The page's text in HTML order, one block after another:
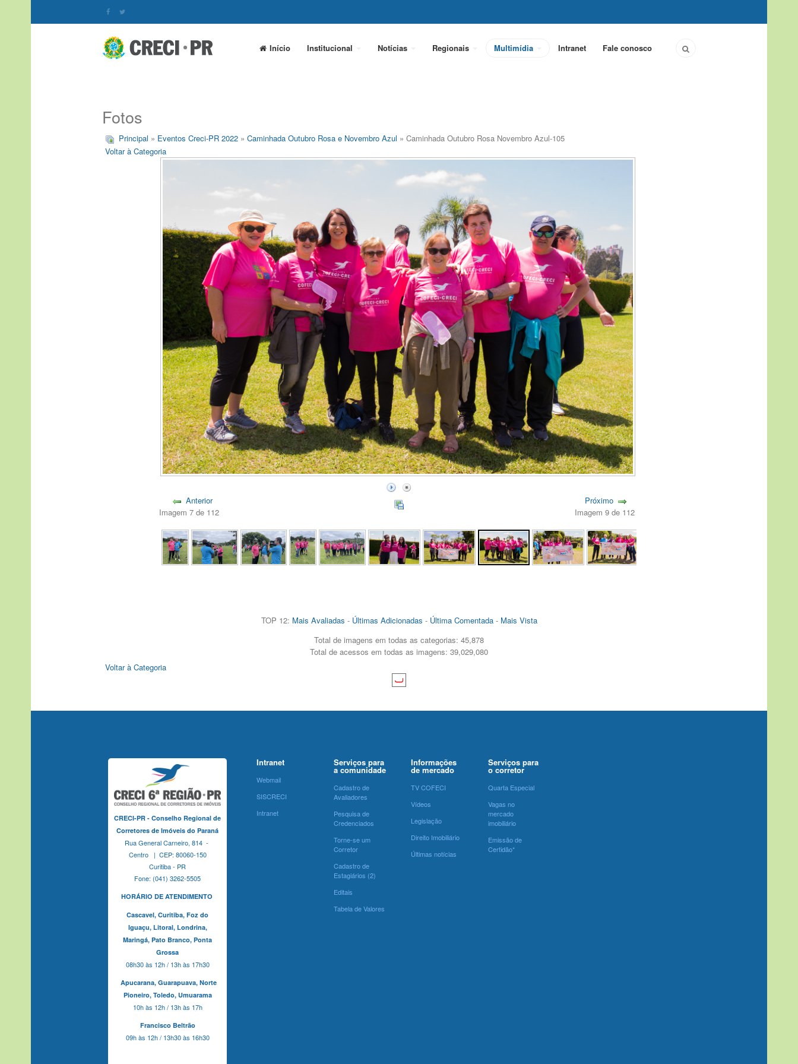
Início Institucional Notícias Regionais Multimídia Intranet Fale conosco
Fotos
Principal » Eventos Creci-PR 2022 » Caminhada Outubro Rosa e Novembro Azul » Caminhada Outubro Rosa Novembro Azul-105
Voltar à Categoria
Anterior
Imagem 7 de 112
Próximo
Imagem 9 de 112
TOP 12: Mais Avaliadas - Últimas Adicionadas - Última Comentada- Mais Vista
Total de imagens em todas as categorias: 45,878
Total de acessos em todas as imagens: 39,029,080
Voltar à Categoria
CRECI-PR - Conselho Regional de
Corretores de Imóveis do Paraná
Rua General Carneiro, 814 -
Centro | CEP: 80060-150
Curitiba - PR
Fone: (041) 3262-5505
HORÁRIO DE ATENDIMENTO
Cascavel, Curitiba, Foz do
Iguaçu, Litoral, Londrina,
Maringá, Pato Branco, Ponta
Grossa
08h30 às 12h / 13h às 17h30
Apucarana, Guarapuava, Norte
Pioneiro, Toledo, Umuarama
10h às 12h / 13h às 17h
Francisco Beltrão
09h às 12h / 13h30 às 16h30
Intranet
Webmail
SISCRECI
Intranet
Serviços para
a comunidade
Cadastro de
Avaliadores
Pesquisa de
Credenciados
Torne-se um
Corretor
Cadastro de
Estagiários (2)
Editais
Tabela de Valores
Informações
de mercado
TV COFECI
Vídeos
Legislação
Direito Imobiliário
Últimas notícias
Serviços para
o corretor
Quarta Especial
Vagas no
mercado
imobiliário
Emissão de
Certidão*